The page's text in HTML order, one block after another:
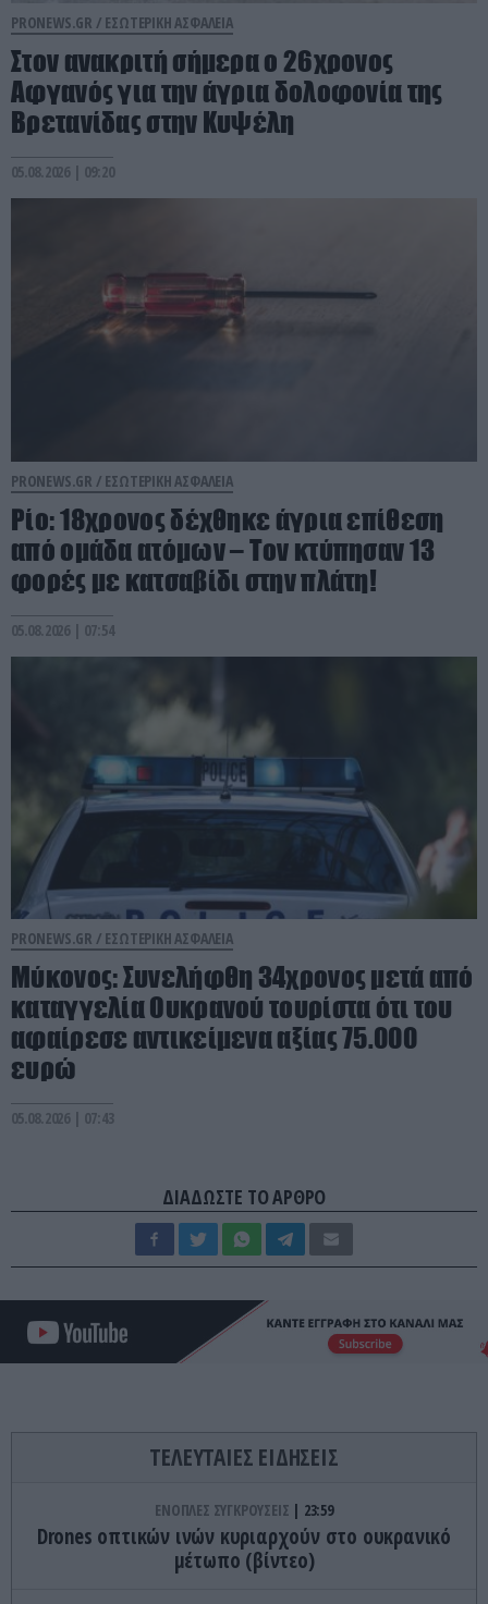
PRONEWS.GR / ΕΣΩΤΕΡΙΚΗ ΑΣΦΑΛΕΙΑ
Στον ανακριτή σήμερα ο 26χρονος
Αφγανός για την άγρια δολοφονία της
Βρετανίδας στην Κυψέλη
05.08.2026 | 09:20
PRONEWS.GR / ΕΣΩΤΕΡΙΚΗ ΑΣΦΑΛΕΙΑ
Ρίο: 18χρονος δέχθηκε άγρια επίθεση
από ομάδα ατόμων – Τον κτύπησαν 13
φορές με κατσαβίδι στην πλάτη!
05.08.2026 | 07:54
PRONEWS.GR / ΕΣΩΤΕΡΙΚΗ ΑΣΦΑΛΕΙΑ
Μύκονος: Συνελήφθη 34χρονος μετά από
καταγγελία Ουκρανού τουρίστα ότι του
αφαίρεσε αντικείμενα αξίας 75.000
ευρώ
05.08.2026 | 07:43
ΔΙΑΔΩΣΤΕ ΤΟ ΑΡΘΡΟ
ΤΕΛΕΥΤΑΙΕΣ ΕΙΔΗΣΕΙΣ
ΕΝΟΠΛΕΣ ΣΥΓΚΡΟΥΣΕΙΣ 23:59
Drones οπτικών ινών κυριαρχούν στο ουκρανικό
μέτωπο (βίντεο)